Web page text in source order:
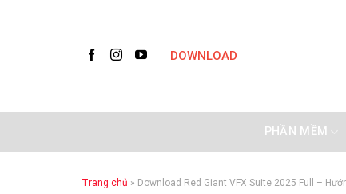
DOWNLOAD
PHẦN MỀM
Trang chủ » Download Red Giant VFX Suite 2025 Full –